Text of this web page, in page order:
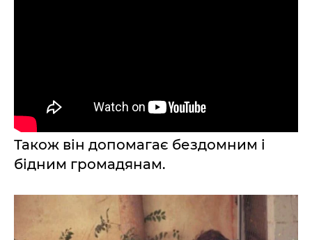
Також він допомагає бездомним і
бідним громадянам.